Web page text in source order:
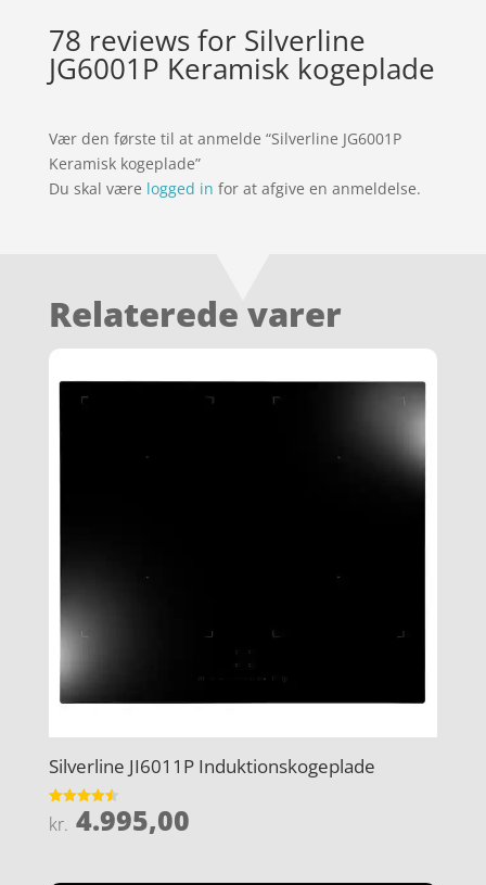
78 reviews for Silverline
JG6001P Keramisk kogeplade
Vær den første til at anmelde “Silverline JG6001P
Keramisk kogeplade”
Du skal være logged in for at afgive en anmeldelse.
Relaterede varer
Silverline JI6011P Induktionskogeplade
Vurderet
4.5
kr. 4.995,00